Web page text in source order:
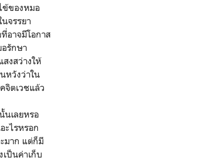
ข้ของหมอ
จรรยา
อาจมีโอกาส
รักษา
งสว่างให้
หวังว่าใน
จิตเวชแล้ว
เลยหรอ
ะไรหรอก
มาก แต่ก็มี
ป็นค่าเก็บ